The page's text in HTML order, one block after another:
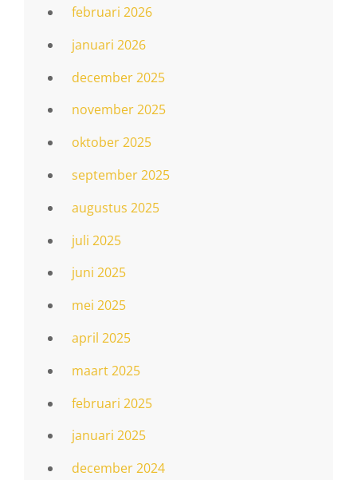
februari 2026
januari 2026
december 2025
november 2025
oktober 2025
september 2025
augustus 2025
juli 2025
juni 2025
mei 2025
april 2025
maart 2025
februari 2025
januari 2025
december 2024